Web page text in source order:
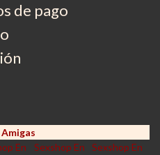
de pago
En
Sexshop En
Sexshop En